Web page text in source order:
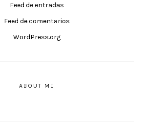
Feed de entradas
Feed de comentarios
WordPress.org
ABOUT ME